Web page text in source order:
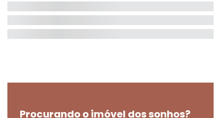
Procurando o imóvel dos sonhos?